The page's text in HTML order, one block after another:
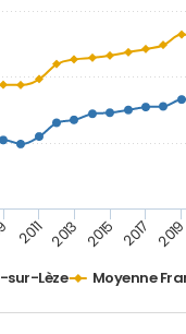
sur-Lèze Moyenne
2011 2013 2015 2017 2019